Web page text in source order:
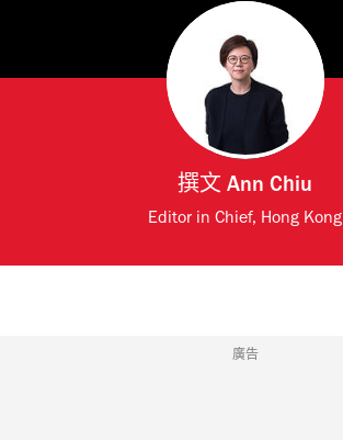
撰文Ann Chiu
Editor in Chief, Hong Kong
廣告